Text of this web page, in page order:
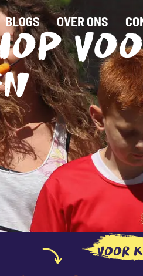
BLOGS OVER ONS
VOOR